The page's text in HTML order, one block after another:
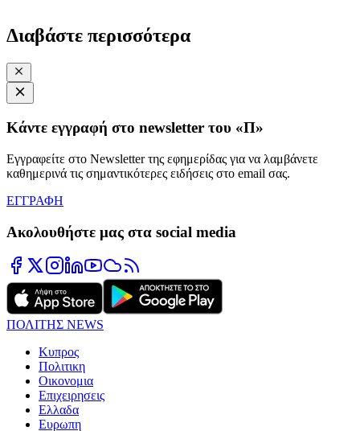
Διαβάστε περισσότερα
Κάντε εγγραφή στο newsletter του «Π»
Εγγραφείτε στο Newsletter της εφημερίδας για να λαμβάνετε
καθημερινά τις σημαντικότερες ειδήσεις στο email σας.
ΕΓΓΡΑΦΗ
Ακολουθήστε μας στα social media
ΠΟΛΙΤΗΣ NEWS
Κυπρος
Πολιτικη
Οικονομια
Επιχειρησεις
Ελλαδα
Ευρωπη